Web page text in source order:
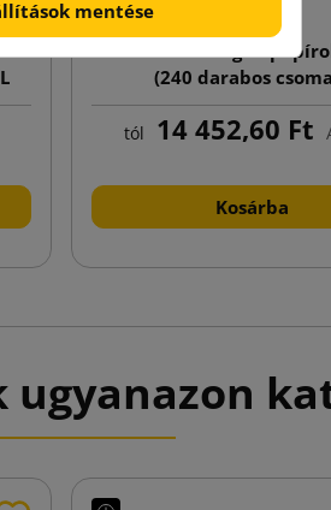
Díszítő
(240 darabos
tól 14 452,60 Ft
Kosárba
mentése